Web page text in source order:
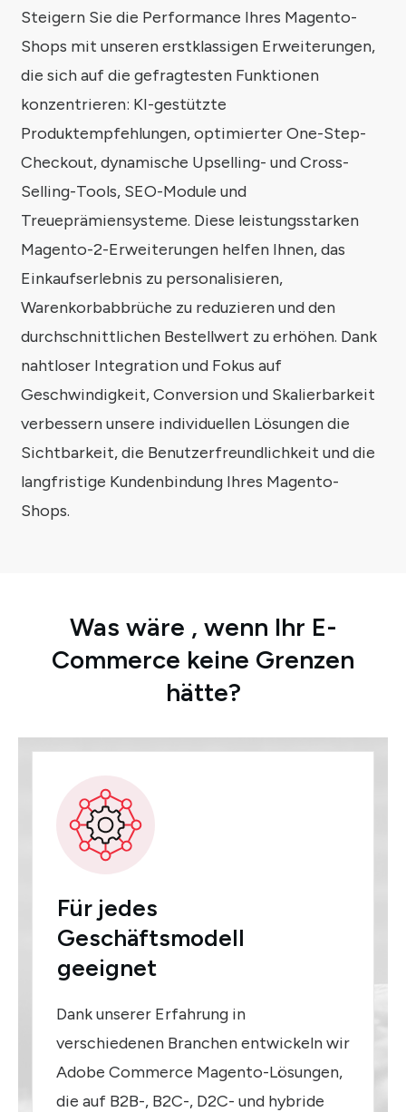
Steigern Sie die Performance Ihres Magento-
Shops mit unseren erstklassigen Erweiterungen,
die sich auf die gefragtesten Funktionen
konzentrieren: KI-gestützte
Produktempfehlungen, optimierter One-Step-
Checkout, dynamische Upselling- und Cross-
Selling-Tools, SEO-Module und
Treueprämiensysteme. Diese leistungsstarken
Magento-2-Erweiterungen helfen Ihnen, das
Einkaufserlebnis zu personalisieren,
Warenkorbabbrüche zu reduzieren und den
durchschnittlichen Bestellwert zu erhöhen. Dank
nahtloser Integration und Fokus auf
Geschwindigkeit, Conversion und Skalierbarkeit
verbessern unsere individuellen Lösungen die
Sichtbarkeit, die Benutzerfreundlichkeit und die
langfristige Kundenbindung Ihres Magento-
Shops.
Was wäre , wenn Ihr E-
Commerce keine Grenzen
hätte?
Für jedes
Geschäftsmodell
geeignet
Dank unserer Erfahrung in
verschiedenen Branchen entwickeln wir
Adobe Commerce Magento-Lösungen,
die auf B2B-, B2C-, D2C- und hybride